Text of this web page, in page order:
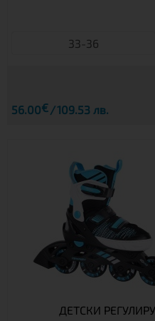
33-36
56.00€ 109.53 лв.
ДЕТСКИ